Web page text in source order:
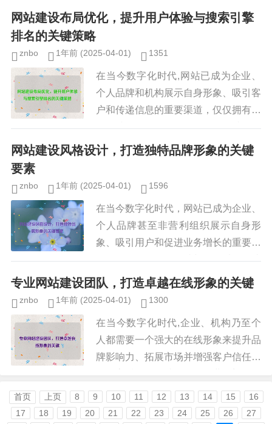
用户的个性化需求，网站建设功能定制
网站建设布局优化，提升用户体验与搜索引擎
排名的关键策略
znbo 1年前 (2025-04-01) 1351
在当今数字化时代,网站已成为企业、
个人品牌和机构展示自身形象、吸引客
户和传递信息的重要渠道，仅仅拥有一
个网站还远远不够，如何优化网站的布
局以提高用户体验（UX）和搜索引擎
网站建设风格设计，打造独特品牌形象的关键
要素
znbo 1年前 (2025-04-01) 1596
在当今数字化时代，网站已成为企业、
个人品牌甚至非营利组织展示自身形
象、吸引用户和促进业务增长的重要工
具，仅仅拥有一个网站并不足以确保成
功，关键在于如何通过网站建设风格设
专业网站建设团队，打造卓越在线形象的关键
znbo 1年前 (2025-04-01) 1300
在当今数字化时代,企业、机构乃至个
人都需要一个强大的在线形象来提升品
牌影响力、拓展市场并增强客户信任，
更是业务增长的重要驱动力，构建一个
功能完善、设计精美且用户体验优...
首页 上页 8 9 10 11 12 13 14 15
16
17
18 19 20 21 22 23 24 25 26
27